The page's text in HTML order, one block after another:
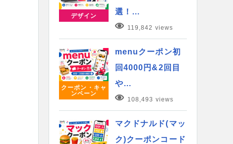
デザイン
選！…
119,842 views
クーポン・キャ
ンペーン
menuクーポン初
回4000円&2回目
や…
108,493 views
マクドナルド(マッ
ク)クーポンコード